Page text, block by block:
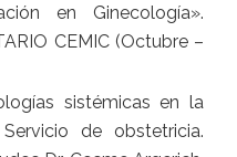
en Ginecología».
CEMIC (Octubre –
sistémicas en la
de obstetricia.